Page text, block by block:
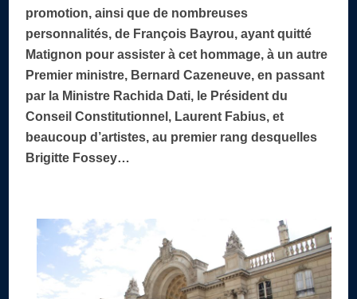
promotion, ainsi que de nombreuses
personnalités, de François Bayrou, ayant quitté
Matignon pour assister à cet hommage, à un autre
Premier ministre, Bernard Cazeneuve, en passant
par la Ministre Rachida Dati, le Président du
Conseil Constitutionnel, Laurent Fabius, et
beaucoup d’artistes, au premier rang desquelles
Brigitte Fossey…